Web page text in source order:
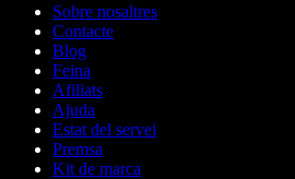
Sobre nosaltres
Contacte
Blog
Feina
Afiliats
Ajuda
Estat del servei
Premsa
Kit de marca